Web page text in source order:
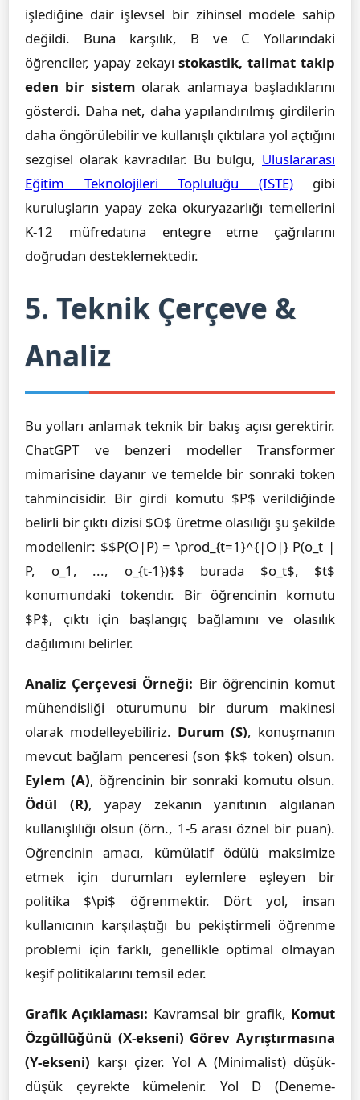
işlediğine dair işlevsel bir zihinsel modele sahip
değildi. Buna karşılık, B ve C Yollarındaki
öğrenciler, yapay zekayıstokastik, talimat takip
eden bir sistemolarak anlamaya başladıklarını
gösterdi. Daha net, daha yapılandırılmış girdilerin
daha öngörülebilir ve kullanışlı çıktılara yol açtığını
sezgisel olarak kavradılar. Bu bulgu, Uluslararası
Eğitim Teknolojileri Topluluğu (ISTE)gibi
kuruluşların yapay zeka okuryazarlığı temellerini
K-12 müfredatına entegre etme çağrılarını
doğrudan desteklemektedir.
5. Teknik Çerçeve &
Analiz
Bu yolları anlamak teknik bir bakış açısı gerektirir.
ChatGPT ve benzeri modeller Transformer
mimarisine dayanır ve temelde bir sonraki token
tahmincisidir. Bir girdi komutu $P$ verildiğinde
belirli bir çıktı dizisi $O$ üretme olasılığı şu şekilde
modellenir: $$P(O|P) = \prod_{t=1}^{|O|} P(o_t |
P, o_1, ..., o_{t-1})$$ burada $o_t$, $t$
konumundaki tokendır. Bir öğrencinin komutu
$P$, çıktı için başlangıç bağlamını ve olasılık
dağılımını belirler.
Analiz Çerçevesi Örneği: Bir öğrencinin komut
mühendisliği oturumunu bir durum makinesi
olarak modelleyebiliriz. Durum (S), konuşmanın
mevcut bağlam penceresi (son $k$ token) olsun.
Eylem (A), öğrencinin bir sonraki komutu olsun.
Ödül (R), yapay zekanın yanıtının algılanan
kullanışlılığı olsun (örn., 1-5 arası öznel bir puan).
Öğrencinin amacı, kümülatif ödülü maksimize
etmek için durumları eylemlere eşleyen bir
politika $\pi$ öğrenmektir. Dört yol, insan
kullanıcının karşılaştığı bu pekiştirmeli öğrenme
problemi için farklı, genellikle optimal olmayan
keşif politikalarını temsil eder.
Grafik Açıklaması: Kavramsal bir grafik, Komut
Özgüllüğünü (X-ekseni) Görev Ayrıştırmasına
(Y-ekseni) karşı çizer. Yol A (Minimalist) düşük-
düşük çeyrekte kümelenir. Yol D (Deneme-